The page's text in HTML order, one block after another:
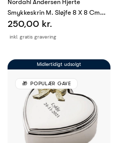
Nordahl Andersen Hjerte
Smykkeskrin M. Sløjfe 8 X 8 Cm
Fortinnet
inkl. gratis gravering
250,00 kr.
Midlertidigt udsolgt
POPULÆR GAVE